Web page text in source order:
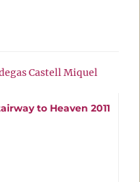
Castell Miquel
to Heaven 2011